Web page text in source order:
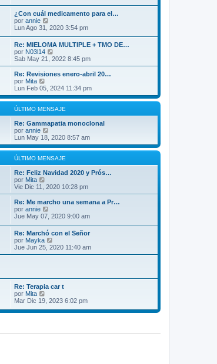
j
e
m
e
s
a
j
e
l
t
i
m
o
m
n
s
a
e
¿Con cuál medicamento para el…
por annie
e
ú
l
t
i
o
e
n
s
a
j
e
Lun Ago 31, 2020 3:54 pm
Re: MIELOMA MULTIPLE + TMO DE…
por N03l14
e
r
ú
t
m
o
m
e
s
j
e
Sab May 21, 2022 8:45 pm
Re: Revisiones enero-abril 20…
por Mita
e
r
ú
l
t
i
m
o
m
e
n
s
a
e
Lun Feb 05, 2024 11:34 pm
ÚLTIMO MENSAJE
Re: Gammapatia monoclonal
por annie
e
r
ú
l
t
i
o
m
e
s
j
e
Lun May 18, 2020 8:57 am
ÚLTIMO MENSAJE
Re: Feliz Navidad 2020 y Prós…
por Mita
e
r
ú
l
t
m
o
m
e
n
j
e
Vie Dic 11, 2020 10:28 pm
Re: Me marcho una semana a Pr…
por annie
e
l
t
i
m
e
n
a
e
Jue May 07, 2020 9:00 am
Re: Marchó con el Señor
por Mayka
e
r
m
m
e
Jue Jun 25, 2020 11:40 am
Re: Terapia car t
por Mita
e
ú
i
Mar Dic 19, 2023 6:02 pm